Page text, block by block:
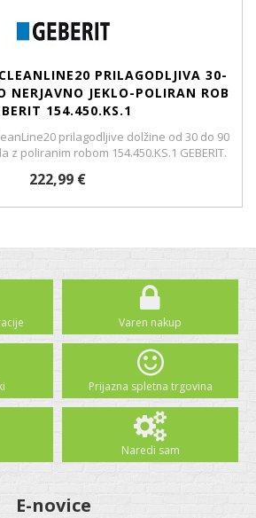
PRILAGODLJIVA 30-
NERJAVNO JEKLO-POLIRAN ROB
154.450.KS.1
prilagodljive dolžine od 30 do 90
z poliranim robom 154.450.KS.1 GEBERIT.
222,99 €
Varen nakup
Prijazna spletna trgovina
Naredi sam
E-novice